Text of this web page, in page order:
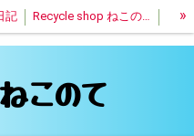
記 Recycle shop ねこのて »
このて